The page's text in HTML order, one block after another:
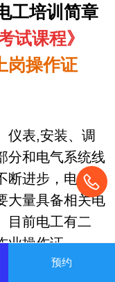
工培训简章
试课程》
岗操作证
仪表,安装、调
分和电气系统线
断进步，电子电
大量具备相关电
目前电工有二
业操作证。
预约